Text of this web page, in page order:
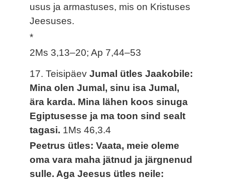
usus ja armastuses, mis on Kristuses
Jeesuses.
*
2Ms 3,13–20; Ap 7,44–53
17. TeisipäevJumal ütles Jaakobile:
Mina olen Jumal, sinu isa Jumal,
ära karda. Mina lähen koos sinuga
Egiptusesse ja ma toon sind sealt
tagasi. 1Ms 46,3.4
Peetrus ütles: Vaata, meie oleme
oma vara maha jätnud ja järgnenud
sulle. Aga Jeesus ütles neile: